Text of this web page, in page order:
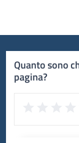
Quanto sono
pagina?